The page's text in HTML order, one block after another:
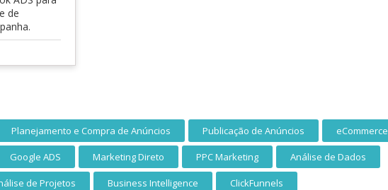
de
Planejamento e Compra de Anúncios Publicação de Anúncios eCommerce
Google ADS Marketing Direto PPC Marketing Análise de Dados
de Projetos Business Intelligence ClickFunnels